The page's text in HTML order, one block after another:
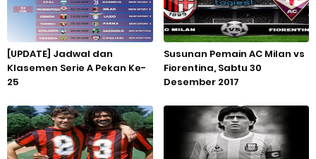
[UPDATE] Jadwal dan
Klasemen Serie A Pekan Ke-
25
Susunan Pemain AC Milan vs
Fiorentina, Sabtu 30
Desember 2017